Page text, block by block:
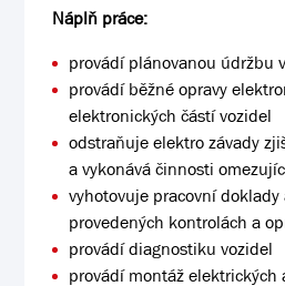
Náplň práce:
provádí plánovanou údržbu
provádí běžné opravy
elektronických částí vozidel
odstraňuje elektro závady
a vykonává činnosti
vyhotovuje pracovní doklady
provedených kontrolách a
provádí diagnostiku vozidel
provádí montáž elektrických